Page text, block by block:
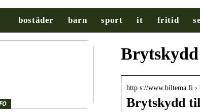
bostäder barn sport it fritid
http s://www.biltema.fi
Brytskydd